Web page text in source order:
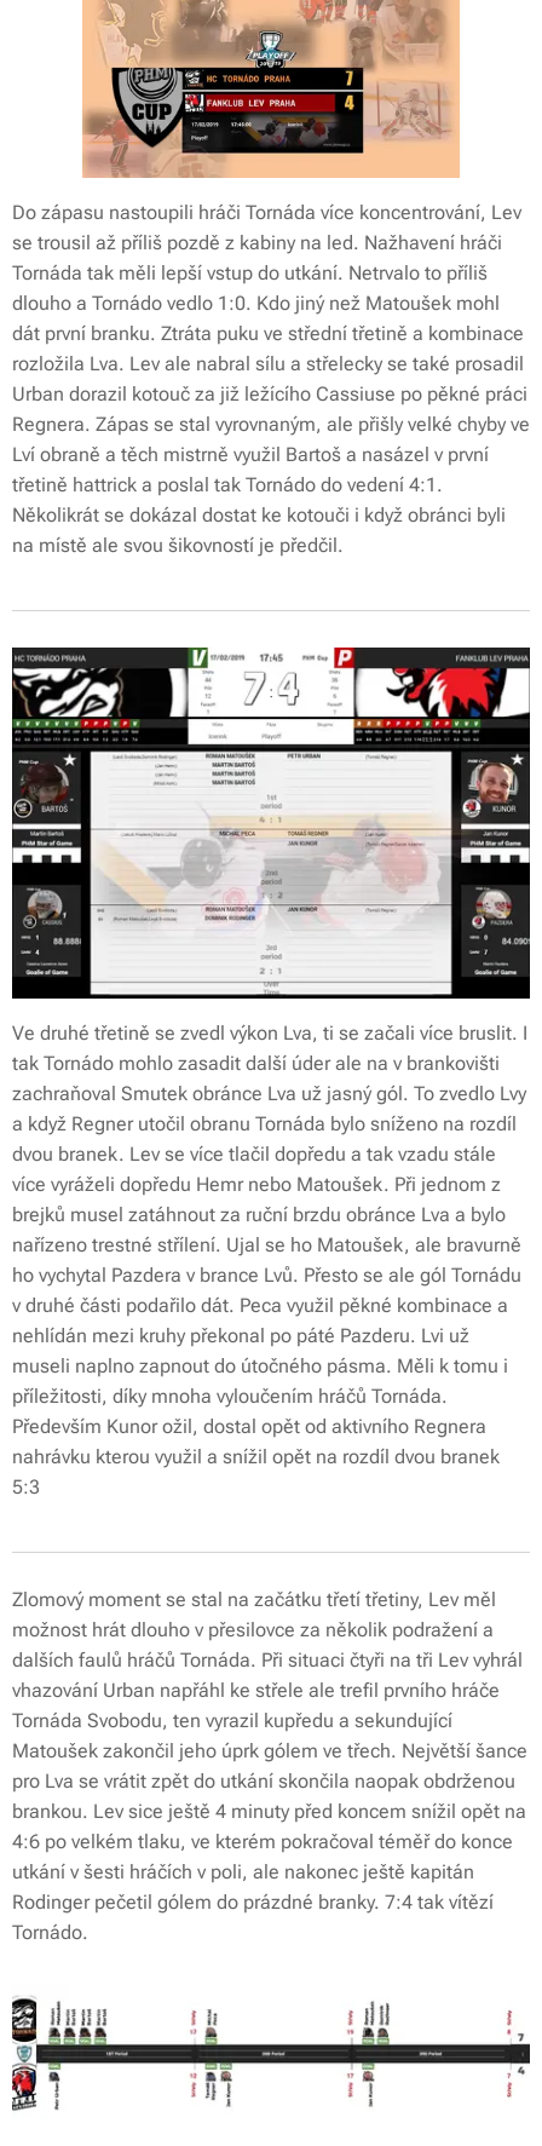
Do zápasu nastoupili hráči Tornáda více koncentrování, Lev
se trousil až příliš pozdě z kabiny na led. Nažhavení hráči
Tornáda tak měli lepší vstup do utkání. Netrvalo to příliš
dlouho a Tornádo vedlo 1:0. Kdo jiný než Matoušek mohl
dát první branku. Ztráta puku ve střední třetině a kombinace
rozložila Lva. Lev ale nabral sílu a střelecky se také prosadil
Urban dorazil kotouč za již ležícího Cassiuse po pěkné práci
Regnera. Zápas se stal vyrovnaným, ale přišly velké chyby ve
Lví obraně a těch mistrně využil Bartoš a nasázel v první
třetině hattrick a poslal tak Tornádo do vedení 4:1.
Několikrát se dokázal dostat ke kotouči i když obránci byli
na místě ale svou šikovností je předčil.
Ve druhé třetině se zvedl výkon Lva, ti se začali více bruslit. I
tak Tornádo mohlo zasadit další úder ale na v brankovišti
zachraňoval Smutek obránce Lva už jasný gól. To zvedlo Lvy
a když Regner utočil obranu Tornáda bylo sníženo na rozdíl
dvou branek. Lev se více tlačil dopředu a tak vzadu stále
více vyráželi dopředu Hemr nebo Matoušek. Při jednom z
brejků musel zatáhnout za ruční brzdu obránce Lva a bylo
nařízeno trestné střílení. Ujal se ho Matoušek, ale bravurně
ho vychytal Pazdera v brance Lvů. Přesto se ale gól Tornádu
v druhé části podařilo dát. Peca využil pěkné kombinace a
nehlídán mezi kruhy překonal po páté Pazderu. Lvi už
museli naplno zapnout do útočného pásma. Měli k tomu i
příležitosti, díky mnoha vyloučením hráčů Tornáda.
Především Kunor ožil, dostal opět od aktivního Regnera
nahrávku kterou využil a snížil opět na rozdíl dvou branek
5:3
Zlomový moment se stal na začátku třetí třetiny, Lev měl
možnost hrát dlouho v přesilovce za několik podražení a
dalších faulů hráčů Tornáda. Při situaci čtyři na tři Lev vyhrál
vhazování Urban napřáhl ke střele ale trefil prvního hráče
Tornáda Svobodu, ten vyrazil kupředu a sekundující
Matoušek zakončil jeho úprk gólem ve třech. Největší šance
pro Lva se vrátit zpět do utkání skončila naopak obdrženou
brankou. Lev sice ještě 4 minuty před koncem snížil opět na
4:6 po velkém tlaku, ve kterém pokračoval téměř do konce
utkání v šesti hráčích v poli, ale nakonec ještě kapitán
Rodinger pečetil gólem do prázdné branky. 7:4 tak vítězí
Tornádo.